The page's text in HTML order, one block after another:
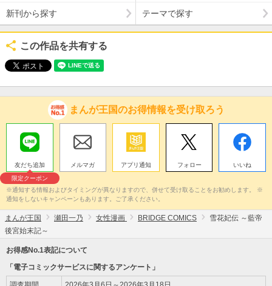
新刊から探す テーマで探す
この作品を共有する
まんが王国のお得情報を受け取ろう
友だち追加
限定クーポン
メルマガ アプリ通知 フォロー いいね
※通知する情報およびタイミングが異なりますので、併せて受け取ることをお勧めします。 ※
通知をしないキャンペーンもあります。ご了承ください。
まんが王国 瀬田一乃 女性漫画 BRIDGE COMICS
雪花妃伝 ～藍帝
後宮始末記～
お得感No.1表記について
「電子コミックサービスに関するアンケート」